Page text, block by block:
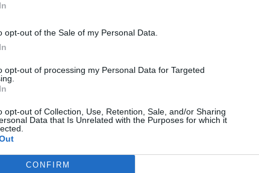
opt-out of the Sale of my Personal Data.
opt-out of processing my Personal Data for Targeted
opt-out of Collection, Use, Retention, Sale, and/or Sharing
Data that Is Unrelated with the Purposes for which it
CONFIRM
ή συνδεθείτε για να σχολιάσετε
για να σχολιάσετε